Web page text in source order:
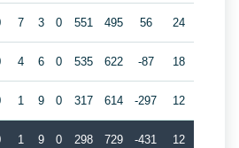
7 3 0 551 495 56 24
4 6 0 535 622 -87 18
1 9 0 317 614 -297 12
1 9 0 298 729 -431 12